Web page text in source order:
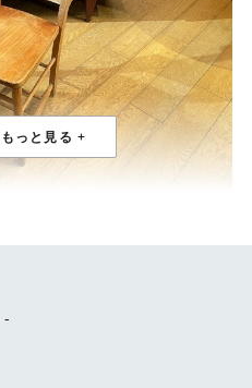
面はチャーチチェアならで
はお部屋のどこに置いても